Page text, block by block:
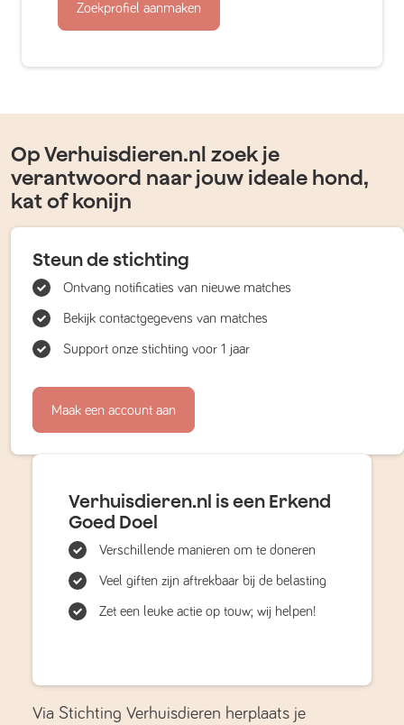
Zoekprofiel aanmaken
Op Verhuisdieren.nl zoek je
verantwoord naar jouw ideale hond,
kat of konijn
Steun de stichting
Ontvang notificaties van nieuwe matches
Bekijk contactgegevens van matches
Support onze stichting voor 1 jaar
Maak een account aan
Verhuisdieren.nl is een Erkend
Goed Doel
Verschillende manieren om te doneren
Veel giften zijn aftrekbaar bij de belasting
Zet een leuke actie op touw; wij helpen!
Via Stichting Verhuisdieren herplaats je